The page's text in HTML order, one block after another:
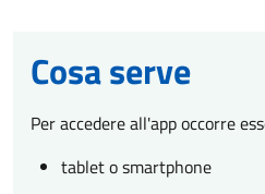
Cosa serve
Per accedere all'app occorre
tablet o smartphone